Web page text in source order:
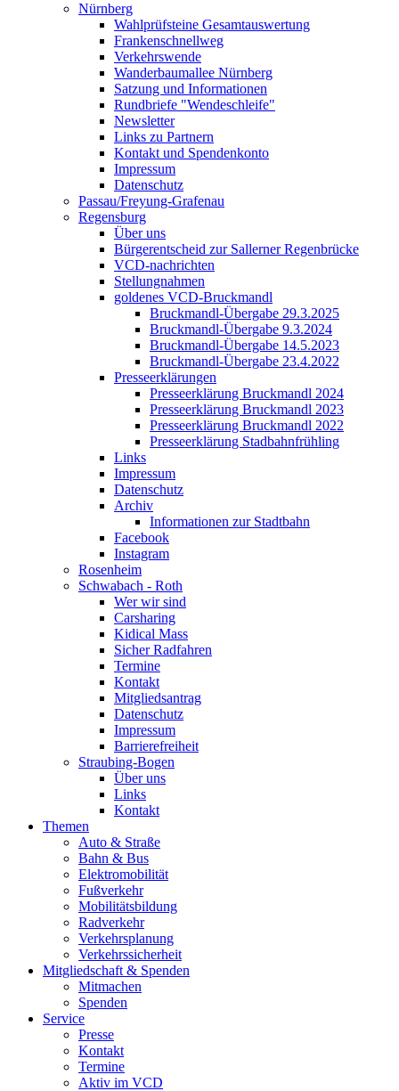
Nürnberg
Wahlprüfsteine Gesamtauswertung
Frankenschnellweg
Verkehrswende
Wanderbaumallee Nürnberg
Satzung und Informationen
Rundbriefe "Wendeschleife"
Newsletter
Links zu Partnern
Kontakt und Spendenkonto
Impressum
Datenschutz
Passau/Freyung-Grafenau
Regensburg
Über uns
Bürgerentscheid zur Sallerner Regenbrücke
VCD-nachrichten
Stellungnahmen
goldenes VCD-Bruckmandl
Bruckmandl-Übergabe 29.3.2025
Bruckmandl-Übergabe 9.3.2024
Bruckmandl-Übergabe 14.5.2023
Bruckmandl-Übergabe 23.4.2022
Presseerklärungen
Presseerklärung Bruckmandl 2024
Presseerklärung Bruckmandl 2023
Presseerklärung Bruckmandl 2022
Presseerklärung Stadbahnfrühling
Links
Impressum
Datenschutz
Archiv
Informationen zur Stadtbahn
Facebook
Instagram
Rosenheim
Schwabach - Roth
Wer wir sind
Carsharing
Kidical Mass
Sicher Radfahren
Termine
Kontakt
Mitgliedsantrag
Datenschutz
Impressum
Barrierefreiheit
Straubing-Bogen
Über uns
Links
Kontakt
Themen
Auto & Straße
Bahn & Bus
Elektromobilität
Fußverkehr
Mobilitätsbildung
Radverkehr
Verkehrsplanung
Verkehrssicherheit
Mitgliedschaft & Spenden
Mitmachen
Spenden
Service
Presse
Kontakt
Termine
Aktiv im VCD